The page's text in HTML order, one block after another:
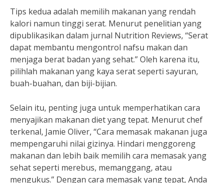
Tips kedua adalah memilih makanan yang rendah
kalori namun tinggi serat. Menurut penelitian yang
dipublikasikan dalam jurnal Nutrition Reviews, “Serat
dapat membantu mengontrol nafsu makan dan
menjaga berat badan yang sehat.” Oleh karena itu,
pilihlah makanan yang kaya serat seperti sayuran,
buah-buahan, dan biji-bijian.
Selain itu, penting juga untuk memperhatikan cara
menyajikan makanan diet yang tepat. Menurut chef
terkenal, Jamie Oliver, “Cara memasak makanan juga
mempengaruhi nilai gizinya. Hindari menggoreng
makanan dan lebih baik memilih cara memasak yang
sehat seperti merebus, memanggang, atau
mengukus.” Dengan cara memasak yang tepat, Anda